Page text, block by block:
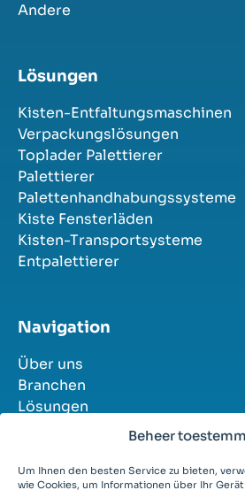
Beheer
Um Ihnen den besten Service zu bieten,
wie Cookies, um Informationen über Ihr
Andere
Lösungen
Kisten-Entfaltungsmaschinen
Verpackungslösungen
Toplader Palettierer
Palettierer
Palettenhandhabungssysteme
Kiste Fensterläden
Kisten-Transportsysteme
Entpalettierer
Navigation
Über uns
Branchen
Lösungen
Erfolgsgeschichten
Stellenangebote